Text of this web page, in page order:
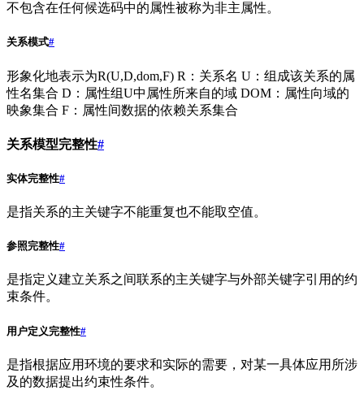
不包含在任何候选码中的属性被称为非主属性。
关系模式#
形象化地表示为R(U,D,dom,F) R：关系名 U：组成该关系的属
性名集合 D：属性组U中属性所来自的域 DOM：属性向域的
映象集合 F：属性间数据的依赖关系集合
关系模型完整性#
实体完整性#
是指关系的主关键字不能重复也不能取空值。
参照完整性#
是指定义建立关系之间联系的主关键字与外部关键字引用的约
束条件。
用户定义完整性#
是指根据应用环境的要求和实际的需要，对某一具体应用所涉
及的数据提出约束性条件。